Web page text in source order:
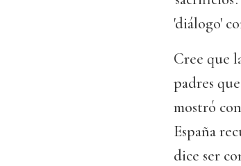
'diálogo'
Cree que
padres
mostró
España
dice ser